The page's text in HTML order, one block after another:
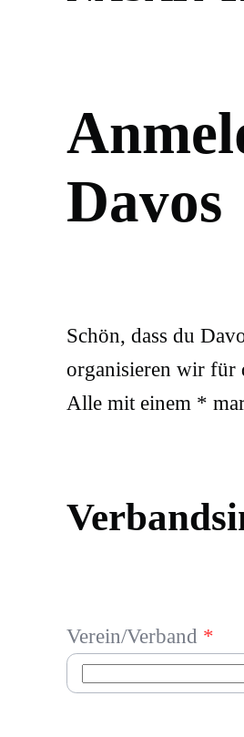
Davos
Schön, dass du
organisieren wir für
Alle mit einem *
Verein/Verband *